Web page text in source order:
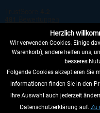
VERTRAG WIDERRUFEN
INFORMATIONEN
Herzlich
Wir verwenden Cookies. Einige
Warenkorb), andere helfen uns,
besseres
Folgende Cookies akzeptieren Sie
Informationen finden Sie in den
Ihre Auswahl auch jederzeit
Datenschutzerklärung auf. Zu